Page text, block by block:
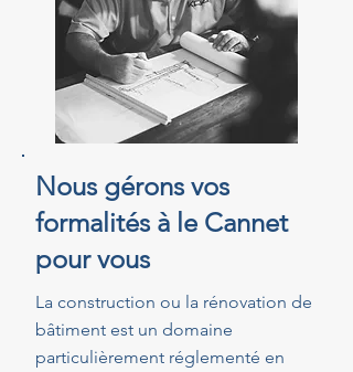
Nous gérons vos
formalités à le Cannet
pour vous
La construction ou la rénovation de
bâtiment est un domaine
particulièrement réglementé en